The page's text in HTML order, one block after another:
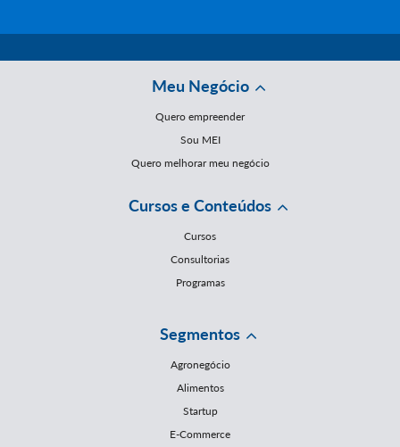
Meu Negócio
Quero empreender
Sou MEI
Quero melhorar meu negócio
Cursos e Conteúdos
Cursos
Consultorias
Programas
Segmentos
Agronegócio
Alimentos
Startup
E-Commerce